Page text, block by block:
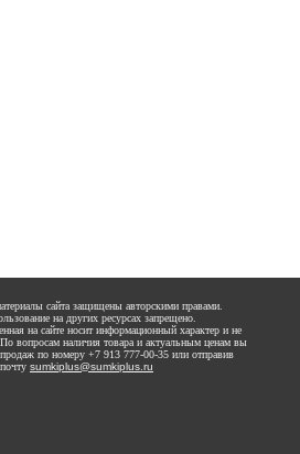
сайта защищены авторскими правами.
на других ресурсах запрещено.
на сайте носит информационный характер и не
вопросам наличия товара и актуальным ценам вы
по номеру +7 913 777-00-35 или отправив
sumkiplus@sumkiplus.ru